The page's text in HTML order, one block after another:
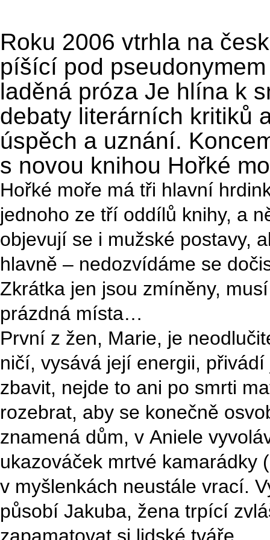
Roku 2006 vtrhla na
píšící pod
laděná próza Je hlína k
debaty literárních kritiků
úspěch a uznání.
s novou knihou Hořké
Hořké moře má tři hlavní
jednoho ze tří oddílů knihy, a
objevují se i mužské postavy,
hlavně – nedozvídáme se
Zkrátka jen jsou zmíněny,
prázdná místa…
První z žen, Marie, je
ničí, vysává její energii,
zbavit, nejde to ani po smrti
rozebrat, aby se konečně
znamená dům, v Aniele
ukazováček mrtvé kamarádky
v myšlenkách neustále vrací.
působí Jakuba, žena trpící